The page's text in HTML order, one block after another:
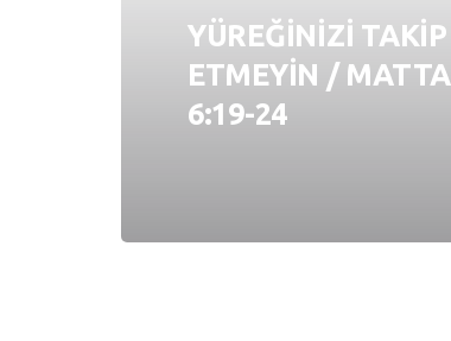
YÜREĞİNİZİ TAKİP
ETMEYİN / MATTA
6:19-24